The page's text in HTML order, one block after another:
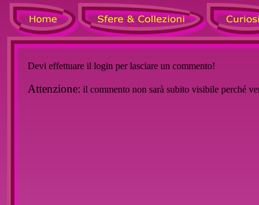
Devi effettuare il login per lasciare un commento!
Attenzione: il commento non sarà subito visibile perché